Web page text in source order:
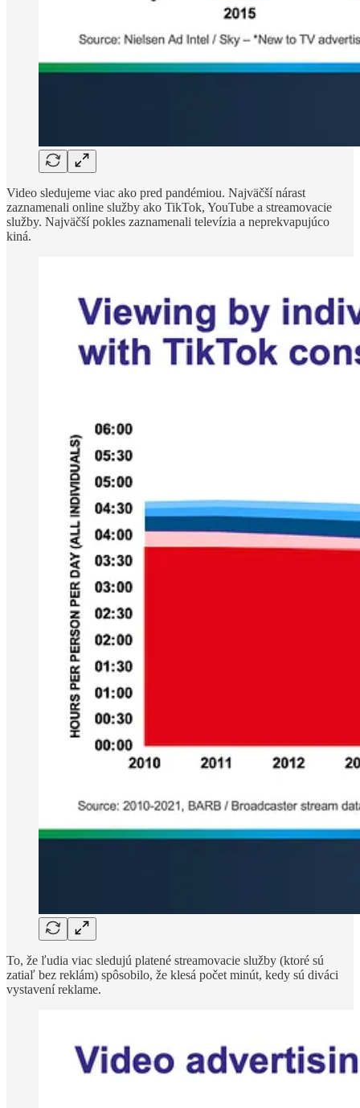
Video sledujeme viac ako pred pandémiou. Najväčší nárast
zaznamenali online služby ako TikTok, YouTube a streamovacie
služby. Najväčší pokles zaznamenali televízia a neprekvapujúco
kiná.
To, že ľudia viac sledujú platené streamovacie služby (ktoré sú
zatiaľ bez reklám) spôsobilo, že klesá počet minút, kedy sú diváci
vystavení reklame.